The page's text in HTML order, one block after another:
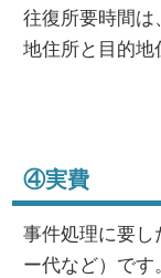
往復所要時間は
地住所と目的地
④実費
事件処理に要
ー代など）です。